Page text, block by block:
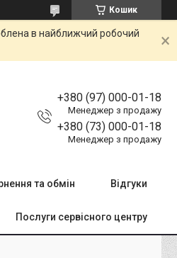
Кошик
в найближчий робочий
+380 (97) 000-01-18
Менеджер з продажу
+380 (73) 000-01-18
Менеджер з продажу
та обмін Відгуки
Послуги сервісного центру